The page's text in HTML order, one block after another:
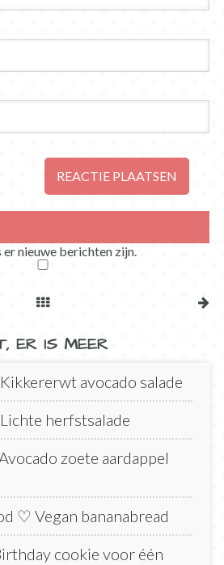
er nieuwe berichten zijn.
ER IS MEER
avocado salade
herfstsalade
zoete aardappel
♡ Vegan bananabread
cookie voor één